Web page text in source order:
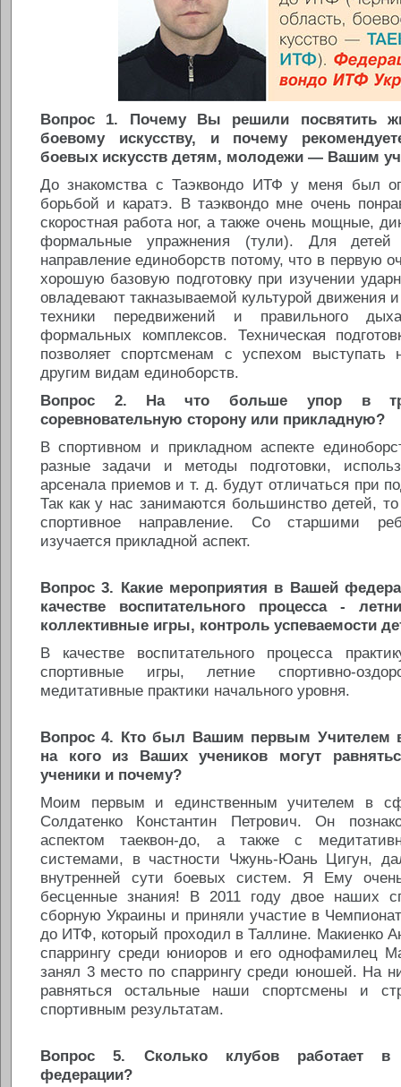
Вопрос 1. Почему Вы решили посвятить
боевому искусству, и почему
боевых искусств детям, молодежи — Вашим
До знакомства с Таэквондо ИТФ у меня был
борьбой и каратэ. В таэквондо мне очень
скоростная работа ног, а также очень мощные,
формальные упражнения (тули). Для
направление единоборств потому, что в первую
хорошую базовую подготовку при изучении
овладевают такназываемой культурой движения
техники передвижений и правильного
формальных комплексов. Техническая
позволяет спортсменам с успехом выступать
другим видам единоборств.
Вопрос 2. На что больше упор в
соревновательную сторону или прикладную?
В спортивном и прикладном аспекте
разные задачи и методы подготовки,
арсенала приемов и т. д. будут отличаться при
Так как у нас занимаются большинство детей,
спортивное направление. Со старшими
изучается прикладной аспект.
Вопрос 3. Какие мероприятия в Вашей
качестве воспитательного процесса -
коллективные игры, контроль успеваемости
В качестве воспитательного процесса
спортивные игры, летние спортивно-
медитативные практики начального уровня.
Вопрос 4. Кто был Вашим первым Учителем
на кого из Ваших учеников могут
ученики и почему?
Моим первым и единственным учителем в
Солдатенко Константин Петрович. Он
аспектом таеквон-до, а также с
системами, в частности Чжунь-Юань Цигун,
внутренней сути боевых систем. Я Ему
бесценные знания! В 2011 году двое наших
сборную Украины и приняли участие в
до ИТФ, который проходил в Таллине. Макиенко
спаррингу среди юниоров и его однофамилец
занял 3 место по спаррингу среди юношей. На
равняться остальные наши спортсмены и
спортивным результатам.
Вопрос 5. Сколько клубов работает в
федерации?